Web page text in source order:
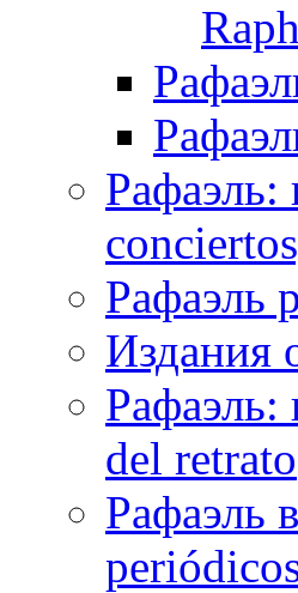
Рафаэль:
Рафаэль
Издания
Рафаэль:
del retrato
Рафаэль